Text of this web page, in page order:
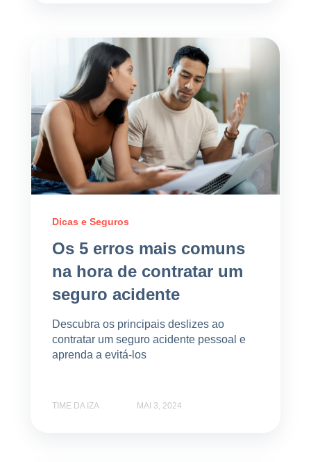
Dicas e Seguros
Os 5 erros mais comuns
na hora de contratar um
seguro acidente
Descubra os principais deslizes ao
contratar um seguro acidente pessoal e
aprenda a evitá-los
TIME DA IZA MAI 3, 2024